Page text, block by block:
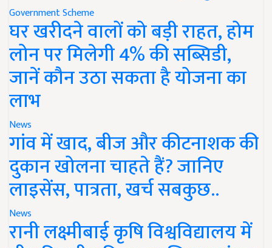
Government Scheme
घर खरीदने वालों को बड़ी राहत, होम
लोन पर मिलेगी 4% की सब्सिडी,
जानें कौन उठा सकता है योजना का
लाभ
News
गांव में खाद, बीज और कीटनाशक की
दुकान खोलना चाहते हैं? जानिए
लाइसेंस, पात्रता, खर्च सबकुछ..
News
रानी लक्ष्मीबाई कृषि विश्वविद्यालय में